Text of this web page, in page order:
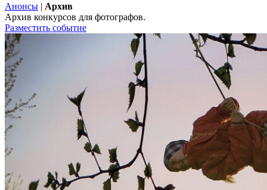
Анонсы | Архив
Архив конкурсов для фотографов.
Разместить событие